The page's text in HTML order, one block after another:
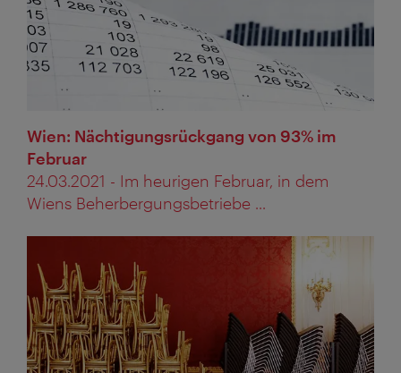
Wien: Nächtigungsrückgang von 93% im
Februar
24.03.2021 - Im heurigen Februar, in dem
Wiens Beherbergungsbetriebe ...